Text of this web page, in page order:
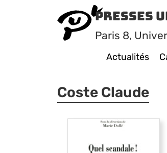
Presses
Paris 8,
Actualités
Coste Claude